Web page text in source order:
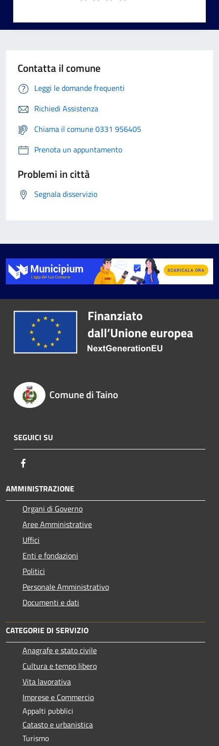
Contatta il comune
Leggi le domande frequenti
Richiedi Assistenza
Chiama il comune 0331 956405
Prenota un appuntamento
Problemi in città
Segnala disservizio
Comune di Taino
SEGUICI SU
AMMINISTRAZIONE
Organi di Governo
Aree Amministrative
Uffici
Enti e fondazioni
Politici
Personale Amministrativo
Documenti e dati
CATEGORIE DI SERVIZIO
Anagrafe e stato civile
Cultura e tempo libero
Vita lavorativa
Imprese e Commercio
Appalti pubblici
Catasto e urbanistica
Turismo